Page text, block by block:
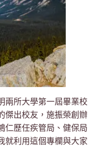
兩所大學第一屆畢業校
傑出校友，施振榮創辦
仁歷任疾管局、健保局
就利用這個專欄與大家